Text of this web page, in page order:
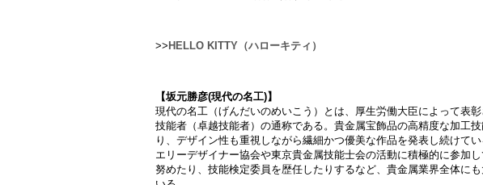
>> HELLO KITTY（ハローキティ）
【坂元勝彦(現代の名工)】
現代の名工（げんだいのめいこう）とは、厚生労働大臣によって表
技能者（卓越技能者）の通称である。貴金属宝飾品の高精度な加工
り、デザイン性も重視しながら繊細かつ優美な作品を発表し続けて
エリーデザイナー協会や東京貴金属技能士会の活動に積極的に参加
努めたり、技能検定委員を歴任したりするなど、貴金属業界全体に